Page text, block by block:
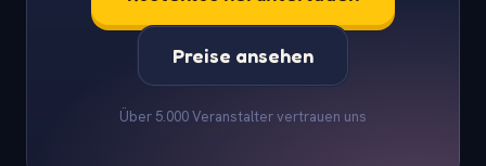
Preise ansehen
Über 5.000 Veranstalter vertrauen uns